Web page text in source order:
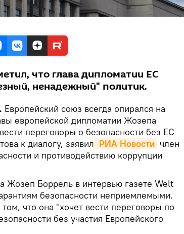
что глава дипломатии ЕС
ненадежный" политик.
Европейский союз всегда опирался на
европейской дипломатии Жозепа
переговоры о безопасности без ЕС
к диалогу, заявил РИА Новости член
и противодействию коррупции
Жозеп Боррель в интервью газете Welt
безопасности неприемлемыми.
что она "хочет вести переговоры по
без участия Европейского